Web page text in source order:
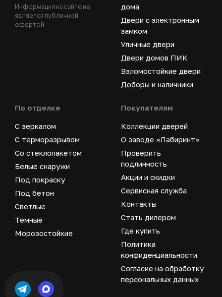
Информация на сайте не
является публичной
офертой
дома
Двери с электронным
замком
Уличные двери
Двери домов ПИК
Взломостойкие двери
Доборы и наличники
По отделке
С зеркалом
С терморазрывом
Со стеклопакетом
Белые снаружи
Под покраску
Под бетон
Светлые
Темные
Морозостойкие
Покупателям
Коллекции дверей
О заводе «Лабиринт»
Проверить
подлинность
Акции и скидки
Сервисная служба
Контакты
Стать дилером
Где купить
Политика
конфиденциальности
Согласие на обработку
персональных данных